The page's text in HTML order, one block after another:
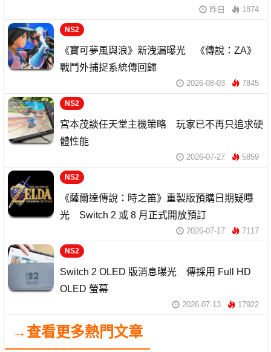
昨日 1874
NS2
《寶可夢風與浪》新洩漏曝光 《傳說：ZA》
戰鬥外捕捉系統傳回歸
2026-08-03 7845
NS2
宮本茂談任天堂主機策略 玩家已不再只追求硬
體性能
2026-07-27 5859
NS2
《薩爾達傳說：時之笛》重製版預購日期疑曝
光 Switch 2 或 8 月正式開放預訂
2026-07-17 7117
NS2
Switch 2 OLED 版消息曝光 傳採用 Full HD
OLED 螢幕
2026-07-13 17922
→查看更多熱門文章